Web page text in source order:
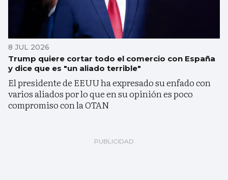
8 JUL 2026
Trump quiere cortar todo el comercio con España
y dice que es "un aliado terrible"
El presidente de EEUU ha expresado su enfado con
varios aliados por lo que en su opinión es poco
compromiso con la OTAN